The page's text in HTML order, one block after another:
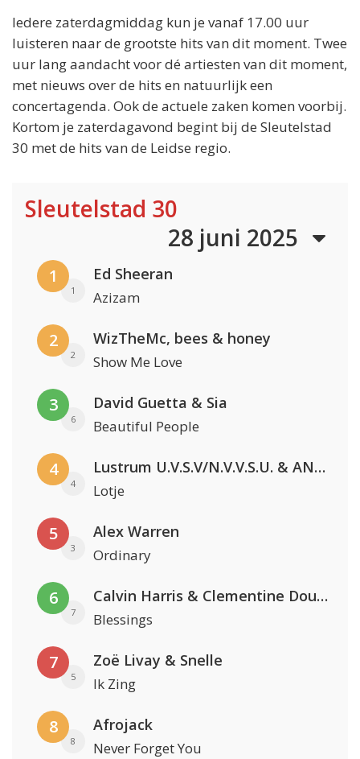
Iedere zaterdagmiddag kun je vanaf 17.00 uur
luisteren naar de grootste hits van dit moment. Twee
uur lang aandacht voor dé artiesten van dit moment,
met nieuws over de hits en natuurlijk een
concertagenda. Ook de actuele zaken komen voorbij.
Kortom je zaterdagavond begint bij de Sleutelstad
30 met de hits van de Leidse regio.
Sleutelstad 30
28 juni 2025
1
1
Ed Sheeran
Azizam
2
2
WizTheMc, bees & honey
Show Me Love
3
6
David Guetta & Sia
Beautiful People
4
4
Lustrum U.V.S.V/N.V.V.S.U. & ANNO ONS & Jopke van Dobbenburgh & Roeland Beelen
Lotje
5
3
Alex Warren
Ordinary
6
7
Calvin Harris & Clementine Douglas
Blessings
7
5
Zoë Livay & Snelle
Ik Zing
8
8
Afrojack
Never Forget You